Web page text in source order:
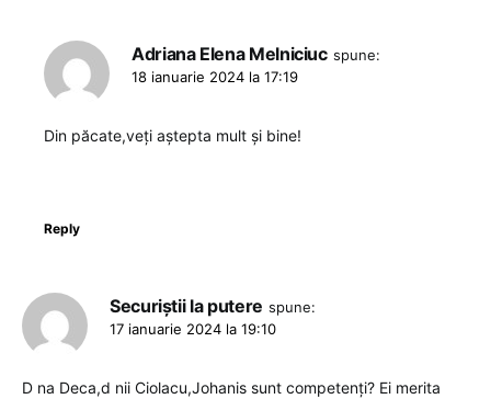
Adriana Elena Melniciuc spune:
18 ianuarie 2024 la 17:19
Din păcate,veți aștepta mult și bine!
Reply
Securiștii la putere spune:
17 ianuarie 2024 la 19:10
D na Deca,d nii Ciolacu,Johanis sunt competenți? Ei merita